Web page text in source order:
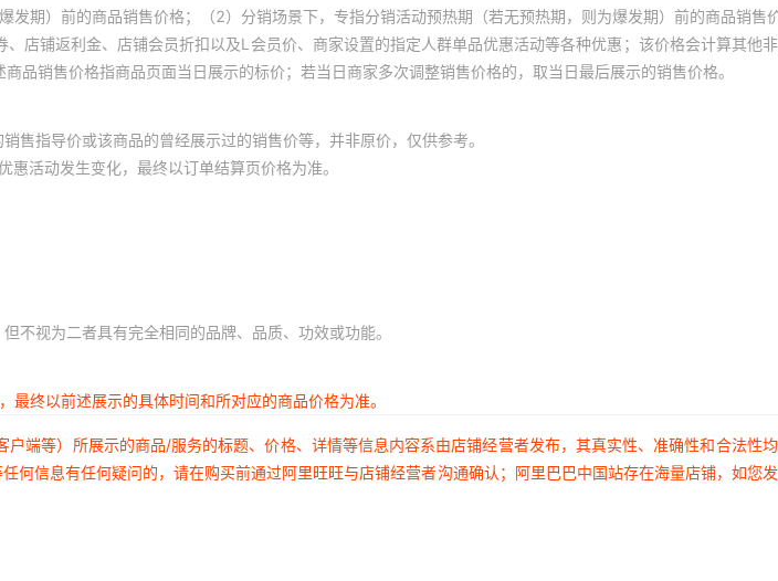
发期）前的商品销售价格；（2）分销场景下，专指分销活动预热期（若无预热期，则为爆发期）前的商品销售
店铺返利金、店铺会员折扣以及L会员价、商家设置的指定人群单品优惠活动等各种优惠；该价格会计算其他
销售价格指商品页面当日展示的标价；若当日商家多次调整销售价格的，取当日最后展示的销售价格。
售指导价或该商品的曾经展示过的销售价等，并非原价，仅供参考。
活动发生变化，最终以订单结算页价格为准。
不视为二者具有完全相同的品牌、品质、功效或功能。
终以前述展示的具体时间和所对应的商品价格为准。
端等）所展示的商品/服务的标题、价格、详情等信息内容系由店铺经营者发布，其真实性、准确性和合法性
信息有任何疑问的，请在购买前通过阿里旺旺与店铺经营者沟通确认；阿里巴巴中国站存在海量店铺，如您